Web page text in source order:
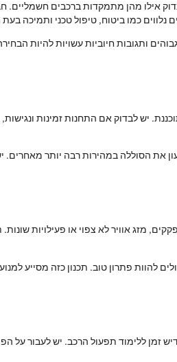
אילו מהן מתמקדות ברכבים
כמו ביטוח, טיפול טכני ותמיכה בעת
ותגובות חיוביות עשויות להיות
יש לבדוק אם התחנות זמינות ונגישות,
את הסוללה במהירות רבה יותר
מזג אוויר לא צפוי או פעילויות
פתרון טוב. תכנון כזה מסייע
זמן ללימוד תפעול הרכב. יש לעבור על